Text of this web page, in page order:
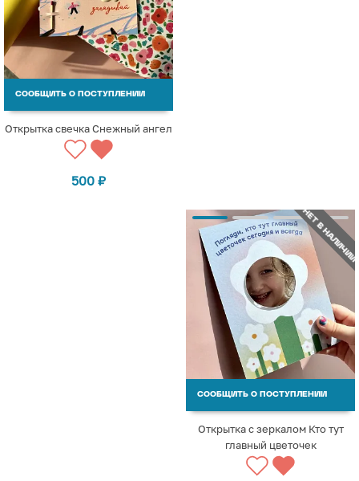
СООБЩИТЬ О ПОСТУПЛЕНИИ
Открытка свечка Снежный ангел
500 ₽
НЕТ В НАЛИЧИИ
СООБЩИТЬ О ПОСТУПЛЕНИИ
Открытка с зеркалом Кто тут
главный цветочек